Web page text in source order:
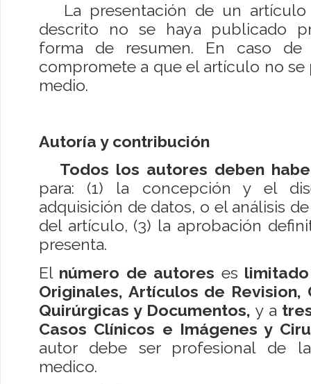
La presentación de un artículo
descrito no se haya publicado
forma de resumen. En caso de
compromete a que el artículo no
medio.
Autoría y contribución
Todos los autores deben
para: (1) la concepción y el
adquisición de datos, o el análisis
del artículo, (3) la aprobación
presenta.
El número de autores es limitado
Originales, Artículos de Revision,
Quirúrgicas y Documentos, y a
Casos Clínicos e Imágenes y
autor debe ser profesional de
medico.